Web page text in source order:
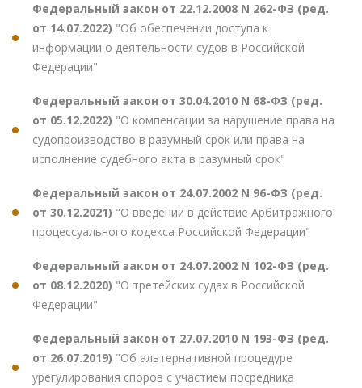
Федеральный закон от 22.12.2008 N 262-ФЗ (ред.
от 14.07.2022) "Об обеспечении доступа к
информации о деятельности судов в Российской
Федерации"
Федеральный закон от 30.04.2010 N 68-ФЗ (ред.
от 05.12.2022) "О компенсации за нарушение права на
судопроизводство в разумный срок или права на
исполнение судебного акта в разумный срок"
Федеральный закон от 24.07.2002 N 96-ФЗ (ред.
от 30.12.2021) "О введении в действие Арбитражного
процессуального кодекса Российской Федерации"
Федеральный закон от 24.07.2002 N 102-ФЗ (ред.
от 08.12.2020) "О третейских судах в Российской
Федерации"
Федеральный закон от 27.07.2010 N 193-ФЗ (ред.
от 26.07.2019) "Об альтернативной процедуре
урегулирования споров с участием посредника